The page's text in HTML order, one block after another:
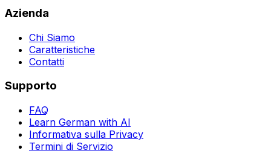
Azienda
Chi Siamo
Caratteristiche
Contatti
Supporto
FAQ
Learn German with AI
Informativa sulla Privacy
Termini di Servizio